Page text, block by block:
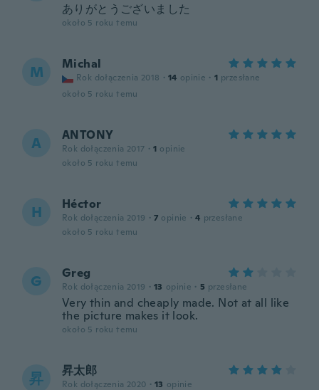
ありがとうございました
około 5 roku temu
M Michal
Rok dołączenia 2018 · 14 opinie · 1 przesłane
około 5 roku temu
A ANTONY
Rok dołączenia 2017 · 1 opinie
około 5 roku temu
H Héctor
Rok dołączenia 2019 · 7 opinie · 4 przesłane
około 5 roku temu
G Greg
Rok dołączenia 2019 · 13 opinie · 5 przesłane
Very thin and cheaply made. Not at all like
the picture makes it look.
około 5 roku temu
昇 昇太郎
Rok dołączenia 2020 · 13 opinie